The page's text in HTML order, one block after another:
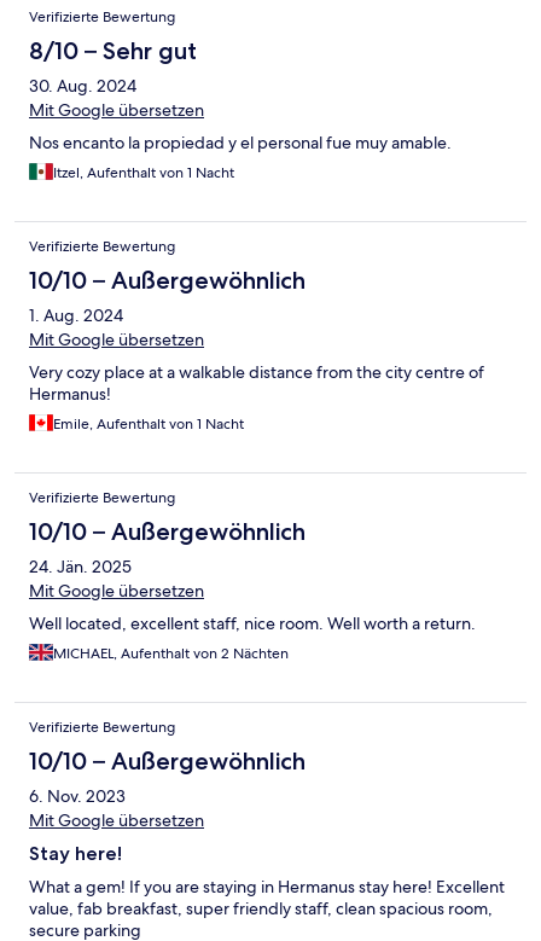
Verifizierte Bewertung
8/10 – Sehr gut
30. Aug. 2024
Mit Google übersetzen
Nos encanto la propiedad y el personal fue muy amable.
Itzel, Aufenthalt von 1 Nacht
Verifizierte Bewertung
10/10 – Außergewöhnlich
1. Aug. 2024
Mit Google übersetzen
Very cozy place at a walkable distance from the city centre of
Hermanus!
Emile, Aufenthalt von 1 Nacht
Verifizierte Bewertung
10/10 – Außergewöhnlich
24. Jän. 2025
Mit Google übersetzen
Well located, excellent staff, nice room. Well worth a return.
MICHAEL, Aufenthalt von 2 Nächten
Verifizierte Bewertung
10/10 – Außergewöhnlich
6. Nov. 2023
Mit Google übersetzen
Stay here!
What a gem! If you are staying in Hermanus stay here! Excellent
value, fab breakfast, super friendly staff, clean spacious room,
secure parking